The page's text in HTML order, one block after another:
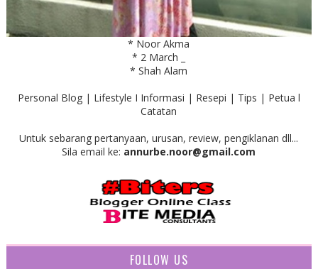
* Noor Akma
* 2 March _
* Shah Alam
Personal Blog | Lifestyle I Informasi | Resepi | Tips | Petua l
Catatan
Untuk sebarang pertanyaan, urusan, review, pengiklanan dll...
Sila email ke: annurbe.noor@gmail.com
FOLLOW US